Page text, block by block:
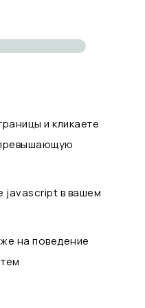
и кликаете
javascript в вашем
на поведение